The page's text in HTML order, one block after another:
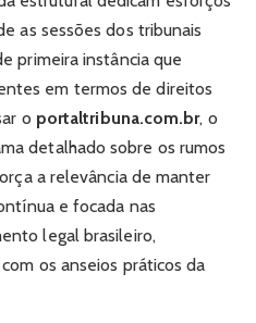
as sessões dos tribunais
primeira instância que
em termos de direitos
o portaltribuna.com.br, o
detalhado sobre os rumos
a relevância de manter
e focada nas
legal brasileiro,
os anseios práticos da